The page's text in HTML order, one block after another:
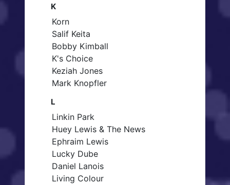
K
Korn
Salif Keita
Bobby Kimball
K's Choice
Keziah Jones
Mark Knopfler
L
Linkin Park
Huey Lewis & The News
Ephraim Lewis
Lucky Dube
Daniel Lanois
Living Colour